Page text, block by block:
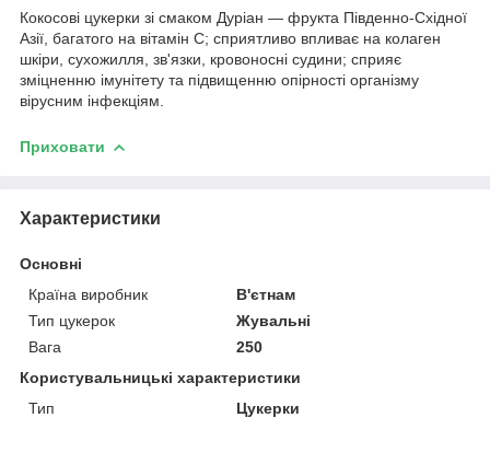
Кокосові цукерки зі смаком Дуріан — фрукта Південно-Східної
Азії, багатого на вітамін C; сприятливо впливає на колаген
шкіри, сухожилля, зв'язки, кровоносні судини; сприяє
зміцненню імунітету та підвищенню опірності організму
вірусним інфекціям.
Приховати
Характеристики
Основні
Країна виробник
В'єтнам
Тип цукерок
Жувальні
Вага
250
Користувальницькі характеристики
Тип
Цукерки